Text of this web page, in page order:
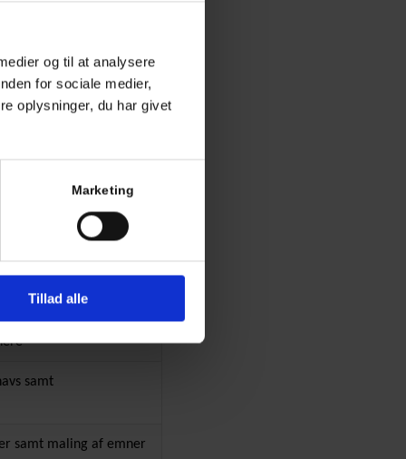
og til at analysere
for sociale medier,
oplysninger, du har givet
Marketing
Tillad alle
Graffitifjernelse
samt
samt maling af emner